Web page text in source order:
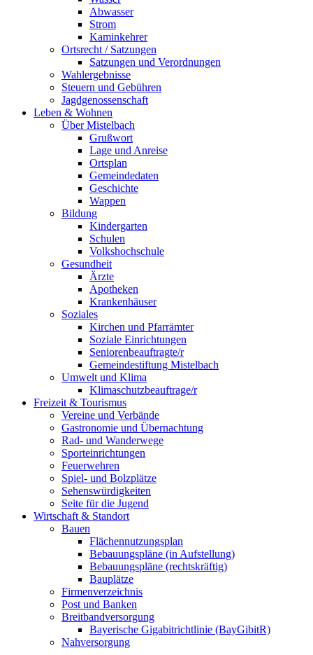
Abwasser
Strom
Kaminkehrer
Ortsrecht / Satzungen
Satzungen und Verordnungen
Wahlergebnisse
Steuern und Gebühren
Jagdgenossenschaft
Leben & Wohnen
Über Mistelbach
Grußwort
Lage und Anreise
Ortsplan
Gemeindedaten
Geschichte
Wappen
Bildung
Kindergarten
Schulen
Volkshochschule
Gesundheit
Ärzte
Apotheken
Krankenhäuser
Soziales
Kirchen und Pfarrämter
Soziale Einrichtungen
Seniorenbeauftragte/r
Gemeindestiftung Mistelbach
Umwelt und Klima
Klimaschutzbeauftrage/r
Freizeit & Tourismus
Vereine und Verbände
Gastronomie und Übernachtung
Rad- und Wanderwege
Sporteinrichtungen
Feuerwehren
Spiel- und Bolzplätze
Sehenswürdigkeiten
Seite für die Jugend
Wirtschaft & Standort
Bauen
Flächennutzungsplan
Bebauungspläne (in Aufstellung)
Bebauungspläne (rechtskräftig)
Bauplätze
Firmenverzeichnis
Post und Banken
Breitbandversorgung
Bayerische Gigabitrichtlinie (BayGibitR)
Nahversorgung